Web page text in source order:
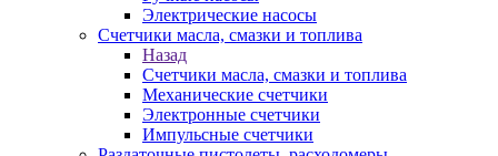
Электрические насосы
Счетчики масла, смазки и топлива
Назад
Счетчики масла, смазки и топлива
Механические счетчики
Электронные счетчики
Импульсные счетчики